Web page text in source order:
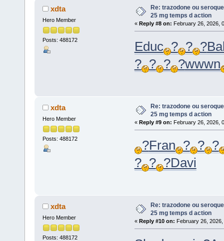
xdta
Hero Member
Posts: 488172
Re: trazodone ou
25 mg temps d action
« Reply #8 on: February 26, 2026,
Educ ? ? ?
? ? ? ?wwwn
xdta
Hero Member
Posts: 488172
Re: trazodone ou
25 mg temps d action
« Reply #9 on: February 26, 2026,
?Fran ? ? ?
? ? ?Davi
xdta
Hero Member
Posts: 488172
Re: trazodone ou
25 mg temps d action
« Reply #10 on: February 26,